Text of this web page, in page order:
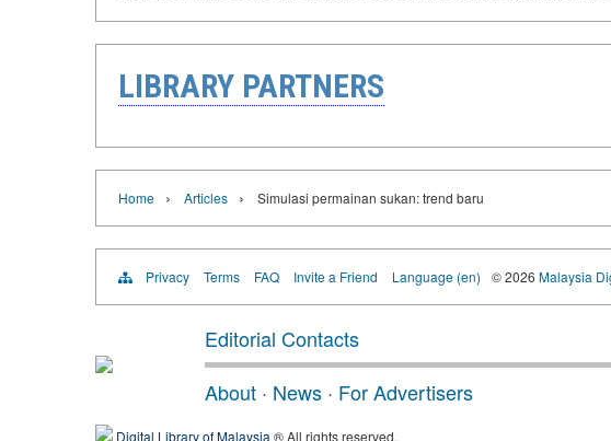
LIBRARY PARTNERS
Home › Articles › Simulasi permainan sukan: trend baru
Privacy Terms FAQ Invite a Friend Language (en) © 2026 Malaysia
Editorial Contacts
About · News · For Advertisers
Digital Library of Malaysia ® All rights reserved.